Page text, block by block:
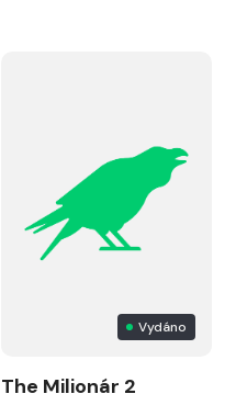
Vydáno
The Milionár 2